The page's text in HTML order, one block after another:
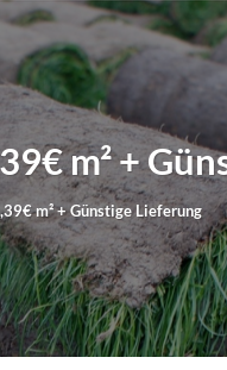
m² +
m² + Günstige Lieferung